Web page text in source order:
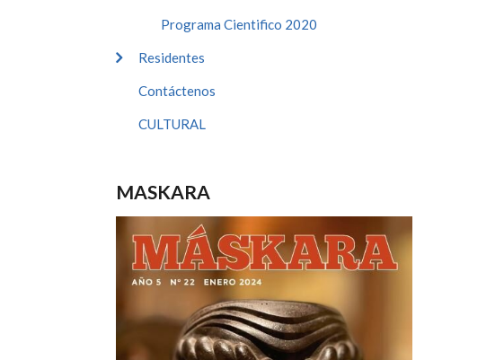
Programa Cientifico 2020
Residentes
Contáctenos
CULTURAL
MASKARA